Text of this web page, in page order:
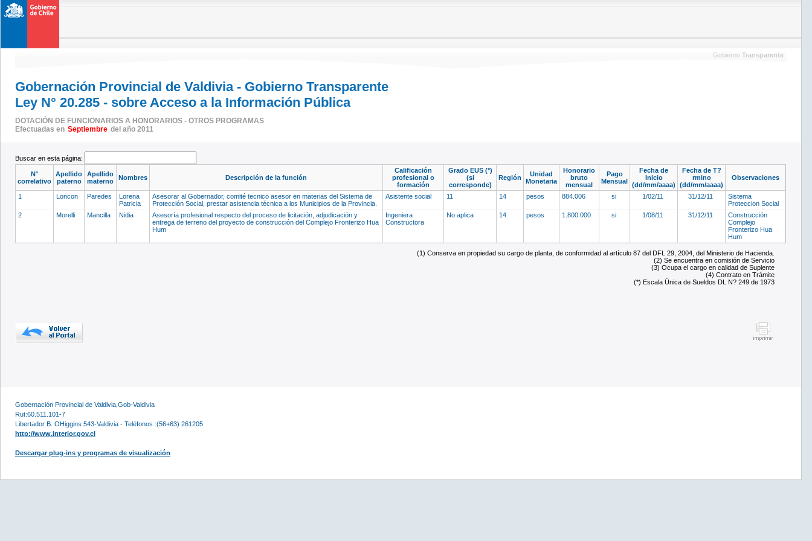
Gobierno Transparente
Gobernación Provincial de Valdivia - Gobierno Transparente
Ley N° 20.285 - sobre Acceso a la Información Pública
DOTACIÓN DE FUNCIONARIOS A HONORARIOS - OTROS PROGRAMAS
Efectuadas en Septiembre del año 2011
Buscar en esta página:
N°
correlativo
Apellido
paterno
Apellido
materno
Nombres Descripción de la función
Calificación
profesional o
formación
Grado EUS (*)
(si
corresponde)
Región
Unidad
Monetaria
Honorario
bruto
mensual
Pago
Mensual
Fecha de
Inicio
(dd/mm/aaaa)
Fecha de T?
rmino
(dd/mm/aaaa)
Observaciones
1 Loncon Paredes
Lorena
Patricia
Asesorar al Gobernador, comité tecnico asesor en materias del Sistema de
Protección Social, prestar asistencia técnica a los Municipios de la Provincia.
Asistente social 11 14 pesos 884.006 si 1/02/11 31/12/11
Sistema
Proteccion Social
2
Morelli Mancilla Nidia
Asesoría profesional respecto del proceso de licitación, adjudicación y
entrega de terreno del proyecto de construcción del Complejo Fronterizo Hua
Hum
Ingeniera
Constructora
No aplica 14 pesos 1.800.000 si 1/08/11 31/12/11
Construcción
Complejo
Fronterizo Hua
Hum
(1) Conserva en propiedad su cargo de planta, de conformidad al artículo 87 del DFL 29, 2004, del Ministerio de Hacienda.
(2) Se encuentra en comisión de Servicio
(3) Ocupa el cargo en calidad de Suplente
(4) Contrato en Trámite
(*) Escala Única de Sueldos DL N? 249 de 1973
Gobernación Provincial de Valdivia,Gob-Valdivia
Rut:60.511.101-7
Libertador B. OHiggins 543-Valdivia - Teléfonos :(56+63) 261205
http://www.interior.gov.cl
Descargar plug-ins y programas de visualización